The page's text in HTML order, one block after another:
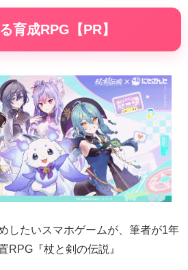
育成RPG【PR】
したいスマホゲームが、筆者が1年
RPG『杖と剣の伝説』